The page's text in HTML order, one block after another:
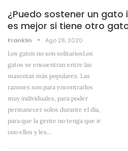
¿Puedo sostener un gato
es mejor si tiene otro
Franklin Ago 28, 2020
Los gatos no son solitariosLos
gatos se encuentran entre las
mascotas más populares. Las
razones son para encontrarlos
muy individuales, para poder
permanecer solos durante el día,
para que la gente no tenga que ir
con ellos y les…